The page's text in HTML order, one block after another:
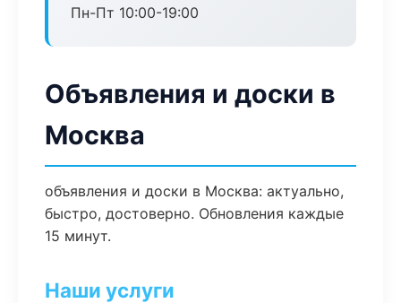
Пн-Пт 10:00-19:00
Объявления и доски в
Москва
объявления и доски в Москва: актуально,
быстро, достоверно. Обновления каждые
15 минут.
Наши услуги